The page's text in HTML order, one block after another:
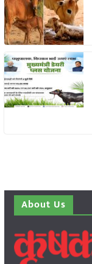
About Us